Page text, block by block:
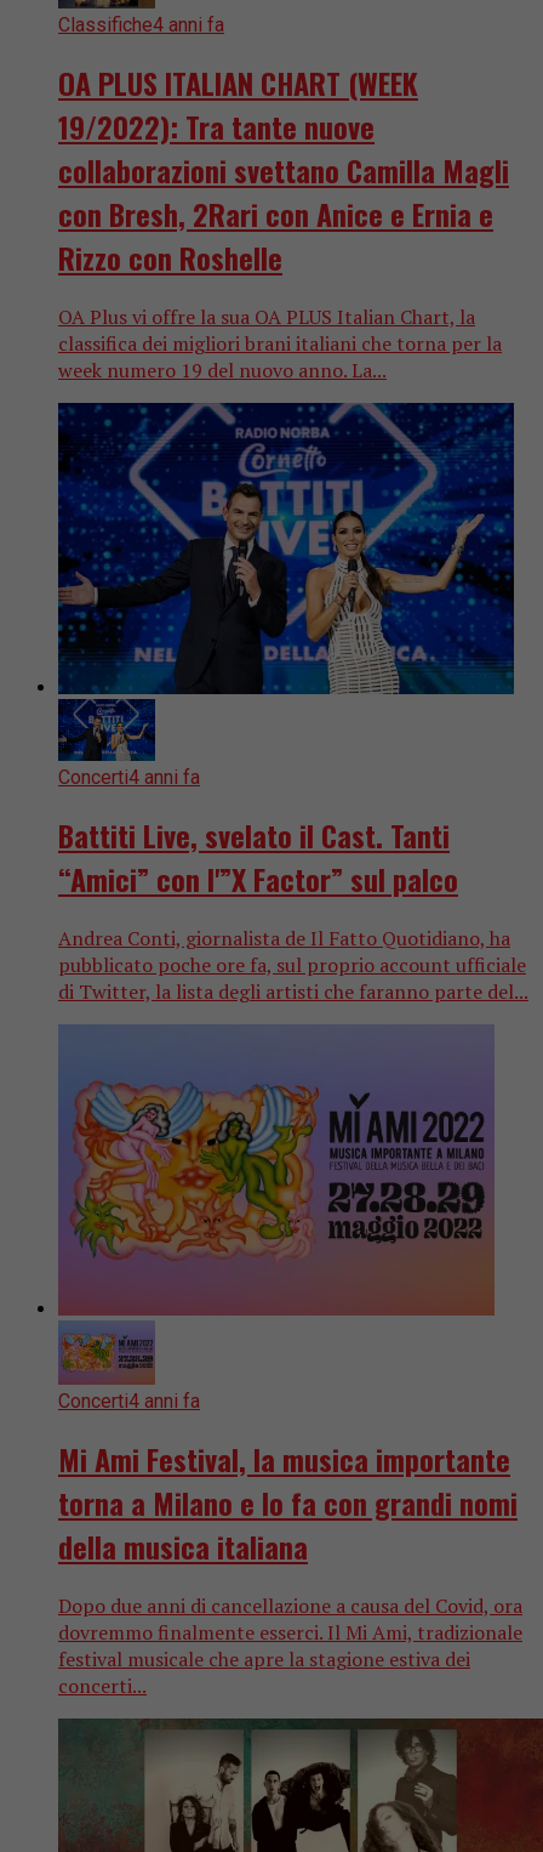
Classifiche4 anni fa
OA PLUS ITALIAN CHART (WEEK
19/2022): Tra tante nuove
collaborazioni svettano Camilla Magli
con Bresh, 2Rari con Anice e Ernia e
Rizzo con Roshelle
OA Plus vi offre la sua OA PLUS Italian Chart, la
classifica dei migliori brani italiani che torna per la
week numero 19 del nuovo anno. La...
Concerti4 anni fa
Battiti Live, svelato il Cast. Tanti
“Amici” con l'”X Factor” sul palco
Andrea Conti, giornalista de Il Fatto Quotidiano, ha
pubblicato poche ore fa, sul proprio account ufficiale
di Twitter, la lista degli artisti che faranno parte del...
Concerti4 anni fa
Mi Ami Festival, la musica importante
torna a Milano e lo fa con grandi nomi
della musica italiana
Dopo due anni di cancellazione a causa del Covid, ora
dovremmo finalmente esserci. Il Mi Ami, tradizionale
festival musicale che apre la stagione estiva dei
concerti...